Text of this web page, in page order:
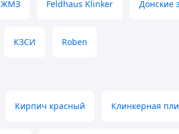
ЖМЗ Feldhaus Klinker Донские
КЗСИ Roben
Кирпич красный Клинкерная